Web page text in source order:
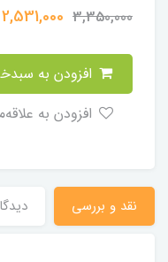
3,350,000
2,531,000
نقد و بررسی